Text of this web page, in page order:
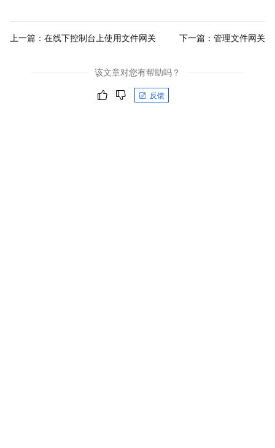
上一篇： 在线下控制台上使用文件网关 下一篇： 管理文件网关
该文章对您有帮助吗？
反馈